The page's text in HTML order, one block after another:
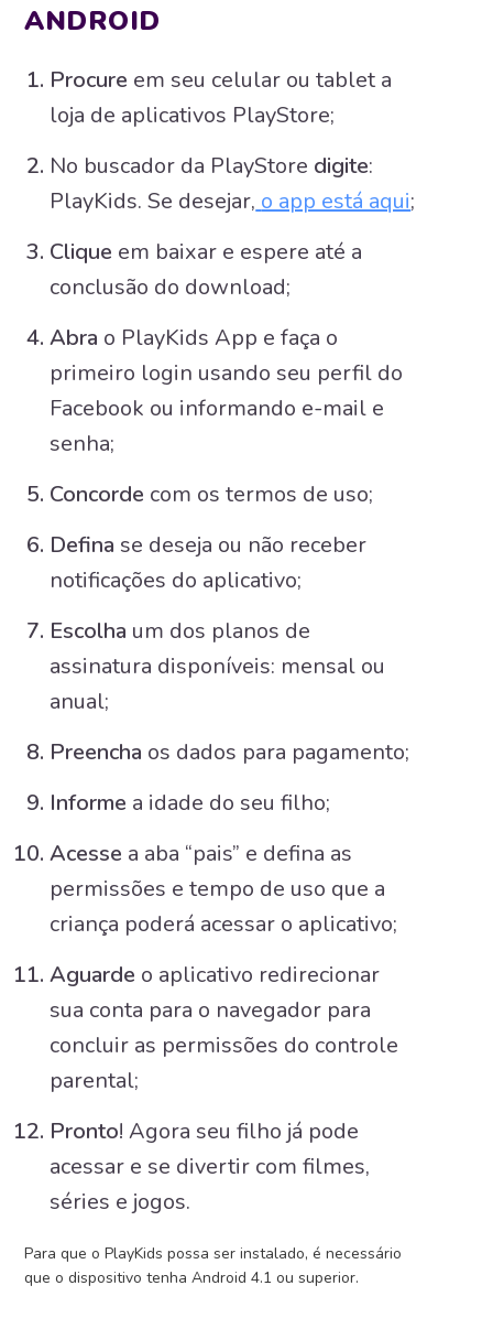
ANDROID
Procure em seu celular ou tablet a
loja de aplicativos PlayStore;
No buscador da PlayStore digite:
PlayKids. Se desejar, o app está aqui;
Clique em baixar e espere até a
conclusão do download;
Abra o PlayKids App e faça o
primeiro login usando seu perfil do
Facebook ou informando e-mail e
senha;
Concorde com os termos de uso;
Defina se deseja ou não receber
notificações do aplicativo;
Escolha um dos planos de
assinatura disponíveis: mensal ou
anual;
Preencha os dados para pagamento;
Informe a idade do seu filho;
Acesse a aba “pais” e defina as
permissões e tempo de uso que a
criança poderá acessar o aplicativo;
Aguarde o aplicativo redirecionar
sua conta para o navegador para
concluir as permissões do controle
parental;
Pronto! Agora seu filho já pode
acessar e se divertir com filmes,
séries e jogos.
Para que o PlayKids possa ser instalado, é necessário
que o dispositivo tenha Android 4.1 ou superior.